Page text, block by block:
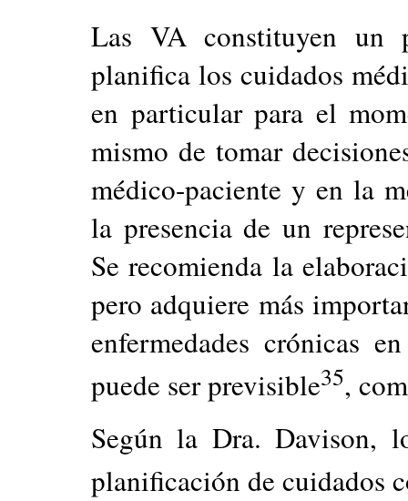
Las VA constituyen un
planifica los cuidados
en particular para el
mismo de tomar
médico-paciente y en la
la presencia de un
Se recomienda la
pero adquiere más
enfermedades crónicas
puede ser previsible35,
Según la Dra. Davison,
planificación de cuidados